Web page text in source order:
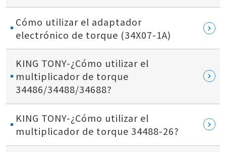
Cómo utilizar el adaptador
electrónico de torque (34X07-1A)
KING TONY-¿Cómo utilizar el
multiplicador de torque
34486/34488/34688?
KING TONY-¿Cómo utilizar el
multiplicador de torque 34488-26?